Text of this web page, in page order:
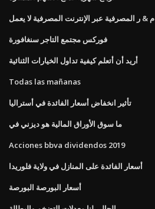
م & ر المصرفية عبر الإنترنت المصرفية لا يعمل
فوركس مجتمع التاجر سنغافورة
أريد أن أتعلم كيفية تداول الخيارات الثنائية
Todas las mañanas
تأثير انخفاض أسعار الفائدة في أستراليا
ما سوق الأوراق المالية هو ديزني في
Acciones bbva dividendos 2019
أسعار الفائدة على المنازل في ولاية فلوريدا
أسعار البورصة البورصة